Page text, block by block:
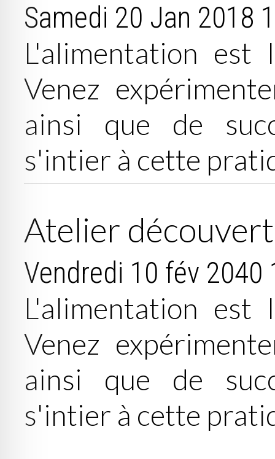
Samedi 20 Jan 2018
L'alimentation est
Venez
ainsi que de
s'intier à cette
Atelier
Vendredi 10 fév 2040
L'alimentation est
Venez
ainsi que de
s'intier à cette